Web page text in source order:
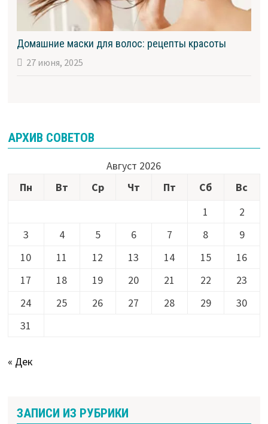
Домашние маски для волос: рецепты красоты
27 июня, 2025
АРХИВ СОВЕТОВ
Август 2026
Пн
Вт Ср Чт Пт Сб
Вс
1
2
3
4 5 6 7 8
9
10
11 12 13 14 15
16
17
18 19 20 21 22
23
24
25 26 27 28 29
30
31
« Дек
ЗАПИСИ ИЗ РУБРИКИ